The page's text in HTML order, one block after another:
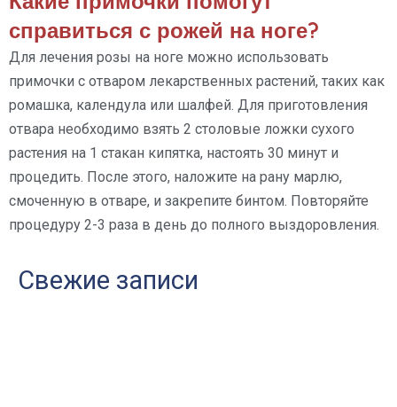
справиться с рожей на ноге?
Для лечения розы на ноге можно использовать
примочки с отваром лекарственных растений, таких как
ромашка, календула или шалфей. Для приготовления
отвара необходимо взять 2 столовые ложки сухого
растения на 1 стакан кипятка, настоять 30 минут и
процедить. После этого, наложите на рану марлю,
смоченную в отваре, и закрепите бинтом. Повторяйте
процедуру 2-3 раза в день до полного выздоровления.
Свежие записи